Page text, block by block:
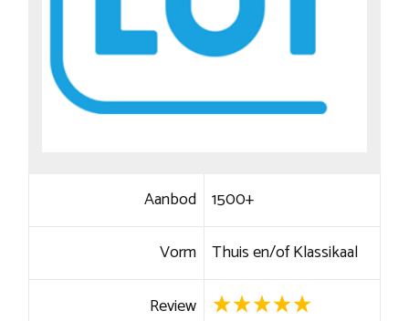
Aanbod 1500+
Vorm Thuis en/of Klassikaal
Review